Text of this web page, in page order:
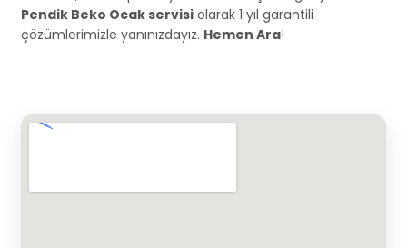
Pendik Beko Ocak servisi olarak 1 yıl garantili
çözümlerimizle yanınızdayız. Hemen Ara!